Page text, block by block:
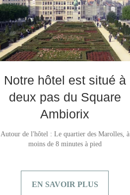
Notre hôtel est situé à
deux pas du Square
Ambiorix
Autour de l'hôtel : Le quartier des Marolles, à
moins de 8 minutes à pied
EN SAVOIR PLUS